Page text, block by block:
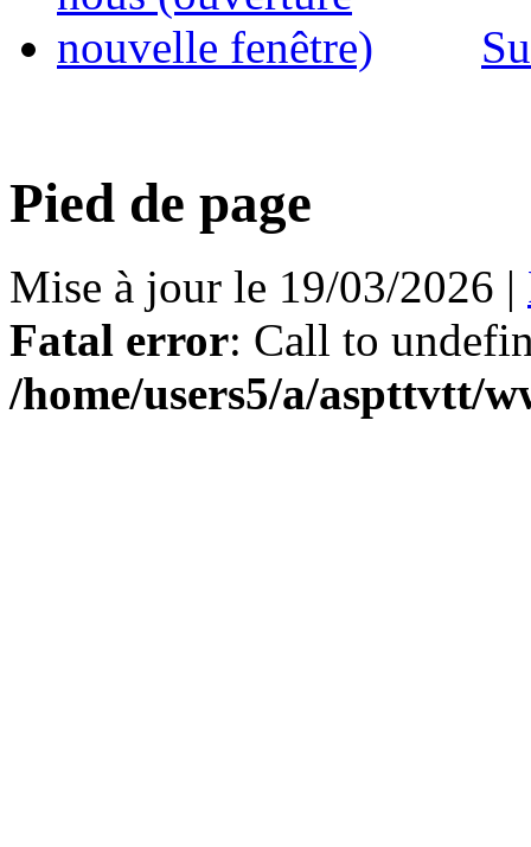
Pied de page
Mise à jour le 19/03/2026 |
Fatal error: Call to
/home/users5/a/aspttvtt/